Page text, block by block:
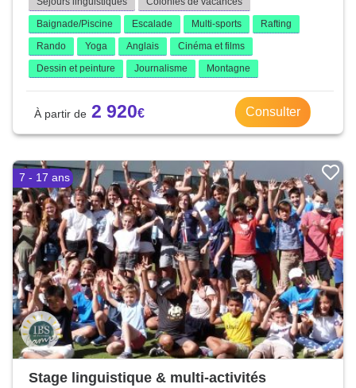
Baignade/Piscine
Escalade Multi-sports
Rafting
Rando
Yoga Anglais
Cinéma et films
Dessin et peinture
Journalisme Montagne
2 920 Consulter
7 - 17 ans
Stage linguistique & multi-activités